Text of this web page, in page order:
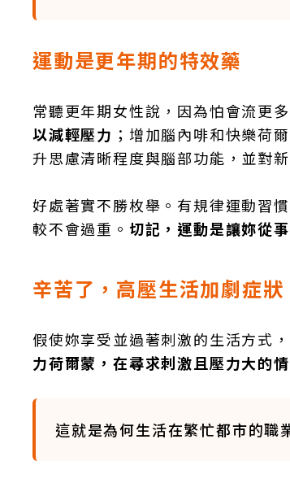
運動是更年期的特效藥
常聽更年期女性說，因為怕會流更
以減輕壓力 ；增加腦內啡和快樂荷
升思慮清晰程度與腦部功能，並對
好處著實不勝枚舉。有規律運動習
較不會過重。 切記，運動是讓妳從
辛苦了，高壓生活加劇症狀
假使妳享受並過著刺激的生活方式
力荷爾蒙，在尋求刺激且壓力大的
這就是為何生活在繁忙都市的職